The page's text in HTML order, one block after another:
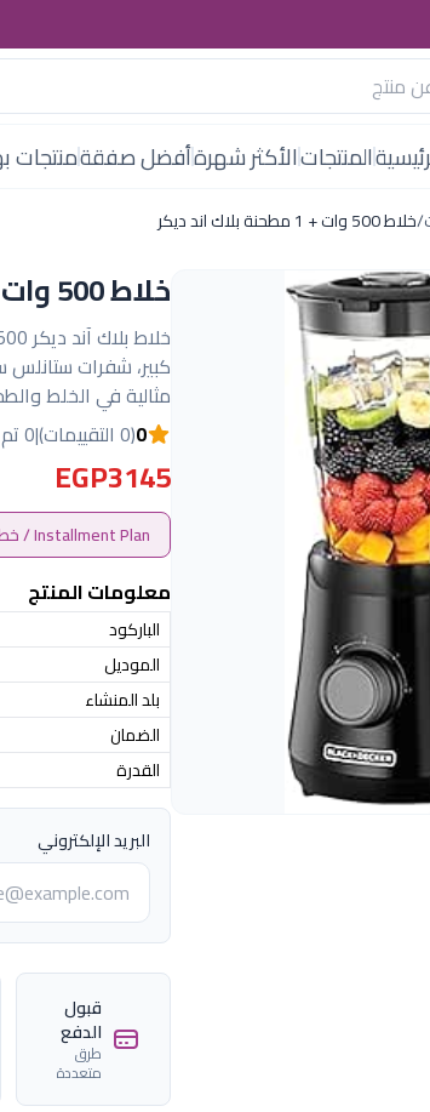
المنتجاتالأكثر شهرةأفضل صفقةمنتجات
/خلاط 500 وات + 1 مطحنة بلاك اند ديكر
خلاط 500 وات + 1 مطحنة بلاك اند ديكر
كبير، شفرات ستانلس
مثالية في الخلط
0(0 التقييمات) |0 تم البيع
EGP3145
Installment Plan / خطة التقسيط
معلومات المنتج
الباركود
الموديل
بلد المنشاء
الضمان
القدرة
البريد الإلكتروني
قبول
الدفع
طرق
متعددة